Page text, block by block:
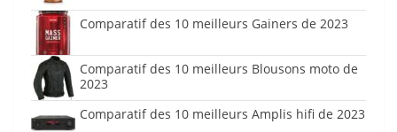
Comparatif des 10 meilleurs Gainers de 2023
Comparatif des 10 meilleurs Blousons moto de
2023
Comparatif des 10 meilleurs Amplis hifi de 2023